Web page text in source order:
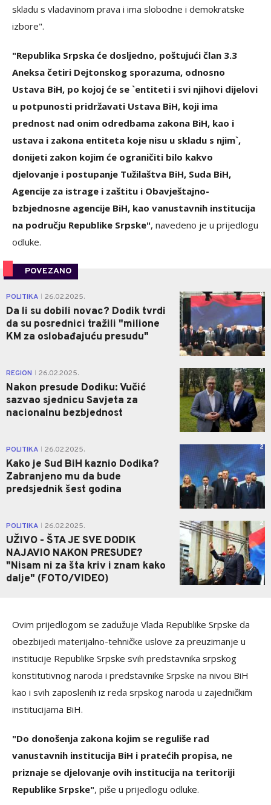
skladu s vladavinom prava i ima slobodne i demokratske
izbore".
"Republika Srpska će dosljedno, poštujući član 3.3
Aneksa četiri Dejtonskog sporazuma, odnosno
Ustava BiH, po kojoj će se `entiteti i svi njihovi dijelovi
u potpunosti pridržavati Ustava BiH, koji ima
prednost nad onim odredbama zakona BiH, kao i
ustava i zakona entiteta koje nisu u skladu s njim`,
donijeti zakon kojim će ograničiti bilo kakvo
djelovanje i postupanje Tužilaštva BiH, Suda BiH,
Agencije za istrage i zaštitu i Obavještajno-
bzbjednosne agencije BiH, kao vanustavnih institucija
na području Republike Srpske", navedeno je u prijedlogu
odluke.
POVEZANO
POLITIKA 26.02.2025.
Da li su dobili novac? Dodik tvrdi
da su posrednici tražili "milione
KM za oslobađajuću presudu"
0
REGION 26.02.2025.
Nakon presude Dodiku: Vučić
sazvao sjednicu Savjeta za
nacionalnu bezbjednost
0
POLITIKA 26.02.2025.
Kako je Sud BiH kaznio Dodika?
Zabranjeno mu da bude
predsjednik šest godina
2
POLITIKA 26.02.2025.
UŽIVO - ŠTA JE SVE DODIK
NAJAVIO NAKON PRESUDE?
"Nisam ni za šta kriv i znam kako
dalje" (FOTO/VIDEO)
2
Ovim prijedlogom se zadužuje Vlada Republike Srpske da
obezbijedi materijalno-tehničke uslove za preuzimanje u
institucije Republike Srpske svih predstavnika srpskog
konstitutivnog naroda i predstavnike Srpske na nivou BiH
kao i svih zaposlenih iz reda srpskog naroda u zajedničkim
institucijama BiH.
"Do donošenja zakona kojim se reguliše rad
vanustavnih institucija BiH i pratećih propisa, ne
priznaje se djelovanje ovih institucija na teritoriji
Republike Srpske", piše u prijedlogu odluke.